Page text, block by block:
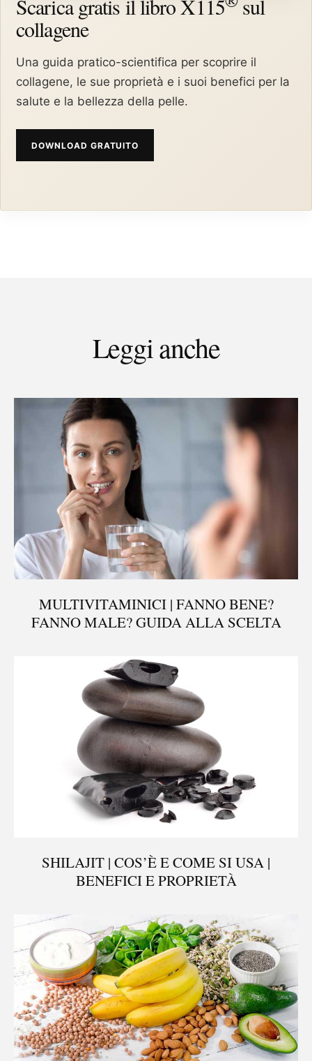
Scarica gratis il libro X115 sul
collagene
Una guida pratico-scientifica per scoprire il
collagene, le sue proprietà e i suoi benefici per la
salute e la bellezza della pelle.
DOWNLOAD GRATUITO
Leggi anche
MULTIVITAMINICI | FANNO BENE?
FANNO MALE? GUIDA ALLA SCELTA
SHILAJIT | COS’È E COME SI USA |
BENEFICI E PROPRIETÀ